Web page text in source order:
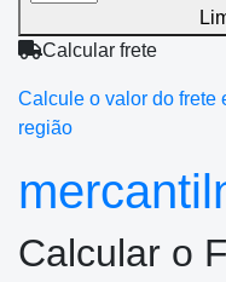
Calcular frete
Calcule o valor do frete
região
Calcular o